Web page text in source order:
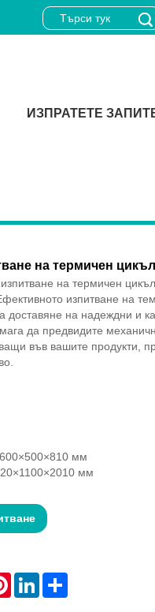
ИЗПРАТЕТЕ
на термичен цикъл
на термичен
изпитване на
доставяне на надеждни и
да предвидите
във вашите продукти,
мм
мм
PinterestLinkedInShare